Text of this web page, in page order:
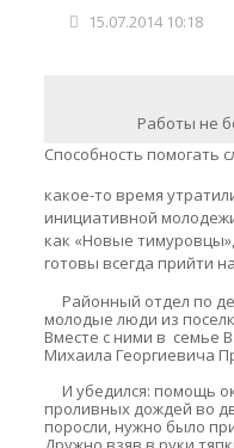
15.07.2014 10:18
Работы не
Способность помогать
какое-то время
инициативной
как «Новые
готовы всегда прийти
Районный отдел по
молодые люди из
Вместе с ними в семье
Михаила Георгиевича
И убедился: помощь
проливных дождей во
поросли, нужно было